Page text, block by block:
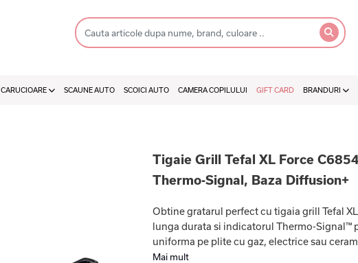
CARUCIOARE SCAUNE AUTO SCOICI AUTO CAMERA COPILULUI GIFT CARD BRANDURI
Tigaie Grill Tefal XL Force
Thermo-Signal, Baza Diffusion+
Obtine gratarul perfect cu tigaia grill Tefal
lunga durata si indicatorul Thermo-Signal™
uniforma pe plite cu gaz, electrice sau
Mai mult